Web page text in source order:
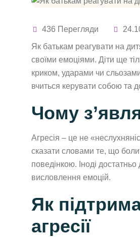
436 Перегляди
Як батькам реагувати на
своїми емоціями. Діти ще
криком, ударами чи
вчиться керувати собою та
Чому
Агресія – це не
сказати словами те, що
поведінкою. Іноді
висловлення емоцій.
Як
агресії